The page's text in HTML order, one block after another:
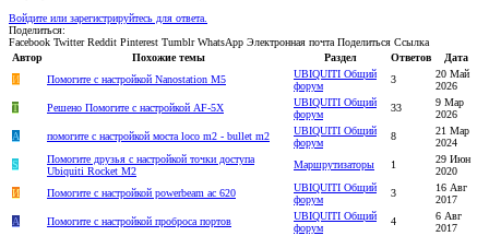
Войдите или зарегистрируйтесь для ответа.
Поделиться:
Facebook Twitter Reddit Pinterest Tumblr WhatsApp Электронная почта Поделиться Ссылка
Автор
Похожие темы Раздел Ответов
Дата
И
Помогите с настройкой Nanostation M5
UBIQUITI Общий
форум
3
20 Май
2026
T
Решено Помогите с настройкой AF-5X
UBIQUITI Общий
форум
33
9 Мар
2026
A
помогите с настройкой моста loco m2 - bullet m2
UBIQUITI Общий
форум
8
21 Мар
2024
S
Помогите друзья с настройкой точки доступа
Ubiquiti Rocket M2
Маршрутизаторы 1
29 Июн
2020
И
Помогите с настройкой powerbeam ac 620
UBIQUITI Общий
форум
3
16 Авг
2017
А
Помогите с настройкой проброса портов
UBIQUITI Общий
форум
4
6 Авг
2017